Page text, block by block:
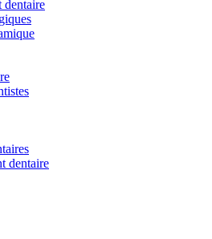
dentaire
dentaire